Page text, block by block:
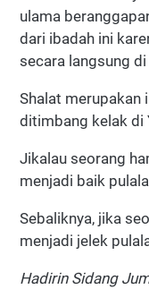
ulama
dari ibadah ini
secara langsung
Shalat merupakan
ditimbang kelak di
Jikalau seorang
menjadi baik
Sebaliknya, jika
menjadi jelek
Hadirin Sidang